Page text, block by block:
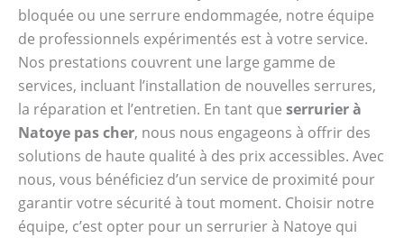
bloquée ou une serrure endommagée, notre équipe
de professionnels expérimentés est à votre service.
Nos prestations couvrent une large gamme de
services, incluant l’installation de nouvelles serrures,
la réparation et l’entretien. En tant que serrurier à
Natoye pas cher, nous nous engageons à offrir des
solutions de haute qualité à des prix accessibles. Avec
nous, vous bénéficiez d’un service de proximité pour
garantir votre sécurité à tout moment. Choisir notre
équipe, c’est opter pour un serrurier à Natoye qui